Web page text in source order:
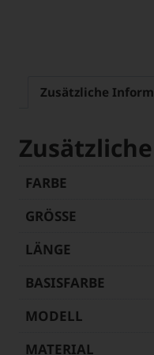
Zusätzliche
FARBE
GRÖSSE
LÄNGE
BASISFARBE
MODELL
MATERIAL